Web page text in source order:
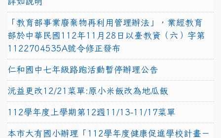
「教育部事業廢棄物再利用管理辦法」，業經教育
部於中華民國112年11月28日以臺教資（六）字第
1122704535A號令修正發布
仁和國中七年級路跑活動暫停辦理公告
沅益更改12/21菜單:原小米飯改為地瓜飯
112學年度上學期第12週11/13-11/17菜單
本市大有國小辦理「112學年度健康促進學校計畫－